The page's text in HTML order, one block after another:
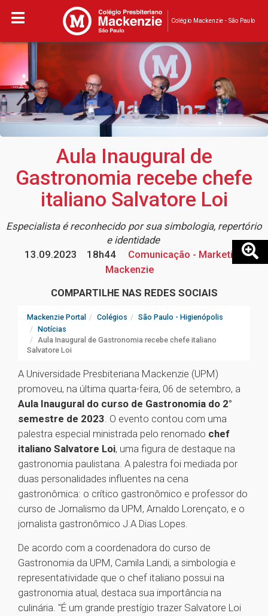
Colégio Mackenzie - São Paulo
Aula Inaugural de
Gastronomia recebe chefe
italiano Salvatore Loi
Especialista é reconhecido por sua simbologia, repertório
e identidade
13.09.2023
18h44
Comunicação - Marketing
Mackenzie
COMPARTILHE NAS REDES SOCIAIS
Mackenzie Portal Colégios
São Paulo - Higienópolis
Notícias
Aula Inaugural de Gastronomia recebe chefe italiano
Salvatore Loi
A Universidade Presbiteriana Mackenzie (UPM)
promoveu, na última quarta-feira, 06 de setembro, a
Aula Inaugural do curso de Gastronomia do 2°
semestre de 2023. O evento contou com uma
palestra especial ministrada pelo renomado chef
italiano Salvatore Loi, uma figura de destaque na
gastronomia paulistana. A palestra foi mediada por
duas personalidades influentes na cena
gastronômica: o crítico gastronômico e professor do
curso de Jornalismo da UPM, Arnaldo Lorençato, e o
jornalista gastronômico J.A Dias Lopes.
De acordo com a coordenadora do curso de
Gastronomia da UPM, Camila Landi, a simbologia e
representatividade que o chef italiano possui na
gastronomia atual, destaca sua importância na
culinária. "É um grande prestígio trazer Salvatore Loi